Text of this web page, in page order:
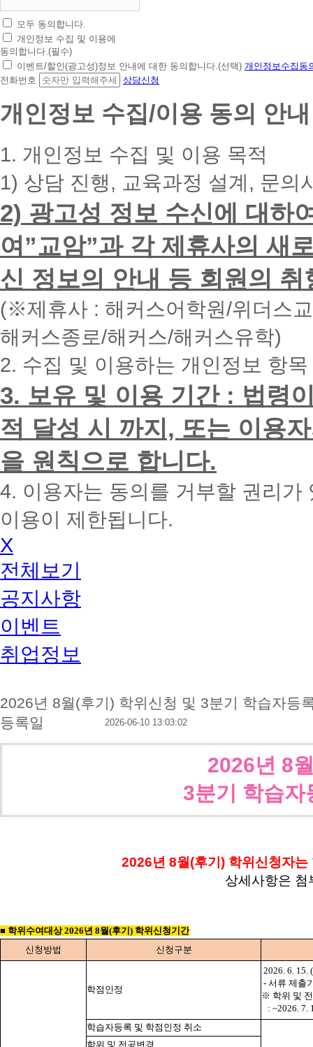
초
간
편
상
담
청
대
폰
입
력
시
면
빠
른
간
내
에
화
드
리
겠
습
니
다.
모두 동의합니다.
개인정보 수집 및 이용에
동의합니다.(필수)
이벤트/할인(광고성)정보 안내에 대한 동의합니다.(선택) 개인정보수집동
전화번호
상담신청
개인정보 수집/이용 동의 안내
1. 개인정보 수집 및 이용 목적
1) 상담 진행, 교육과정 설계, 문의
2) 광고성 정보 수신에 대하
여”교암”과 각 제휴사의 새
신 정보의 안내 등 회원의
(※제휴사 : 해커스어학원/위더스
해커스종로/해커스/해커스유학)
2. 수집 및 이용하는 개인정보 항
3. 보유 및 이용 기간 : 법령
적 달성 시 까지, 또는 이용
을 원칙으로 합니다.
4. 이용자는 동의를 거부할 권리
이용이 제한됩니다.
X
전체보기
공지사항
이벤트
취업정보
2026년 8월(후기) 학위신청 및 3분기 학습자등
등록일
2026-06-10 13:03:02
2026년 8
3분기 학습자
2026년 8월(후기) 학위신청자
상세사항은 첨
■ 학위수여대상 2026년 8월(후기) 학위신청기간
신청방법
신청구분
학점인정
2026. 6. 15.
- 서류 제출
※ 학위 및
: ~2026. 7.
학습자등록 및 학점인정 취소
학위 및 전공변경